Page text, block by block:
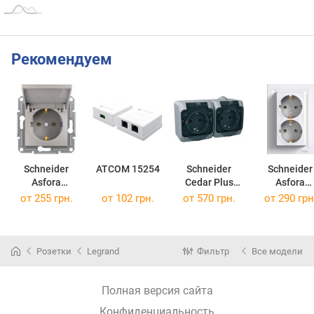
Рекомендуем
Schneider
Asfora
EPH3100169
ATCOM 15254
Schneider
Cedar Plus
WDE000625
Schneider
Asfora
от 255 грн. от 102 грн. от 570 грн. от 290
Розетки Legrand Фильтр Все модели
Полная версия сайта